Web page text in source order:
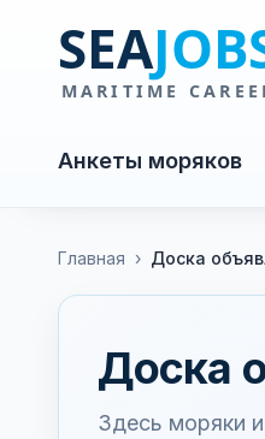
Анкеты моряков
Главная › Доска
Доска
Здесь моряки